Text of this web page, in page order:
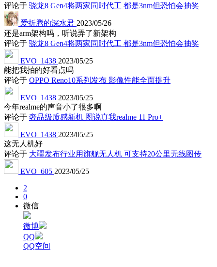
评论于 骁龙8 Gen4将两家同时代工 都是3nm但恐怕会抽奖
爱折腾的深水君 2023/05/26
还是arm架构吗，听说弄了新架构
评论于 骁龙8 Gen4将两家同时代工 都是3nm但恐怕会抽奖
EVO_1438 2023/05/25
能把我拍的好看点吗
评论于 OPPO Reno10系列发布 影像性能全面提升
EVO_1438 2023/05/25
今年realme的声音小了很多啊
评论于 奢品级质感新机 图说真我realme 11 Pro+
EVO_1438 2023/05/25
这无人机好
评论于 大疆发布行业用旗舰无人机 可支持20公里无线图传
EVO_605 2023/05/25
2
0
微信
微博
QQ
QQ空间